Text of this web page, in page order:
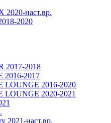
наст.вр.
2020
2017-2018
2016-2017
LOUNGE 2016-2020
2020-2021
2021-наст.вр.